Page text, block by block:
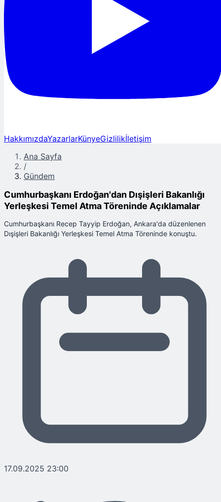
HakkımızdaYazarlarKünyeGizlilikİletişim
Ana Sayfa
/
Gündem
Cumhurbaşkanı Erdoğan'dan Dışişleri Bakanlığı
Yerleşkesi Temel Atma Töreninde Açıklamalar
Cumhurbaşkanı Recep Tayyip Erdoğan, Ankara'da düzenlenen
Dışişleri Bakanlığı Yerleşkesi Temel Atma Töreninde konuştu.
17.09.2025 23:00